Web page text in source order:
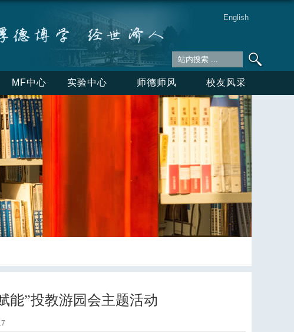
English
MF中心 实验中心 师德师风 校友风采
能”投教游园会主题活动